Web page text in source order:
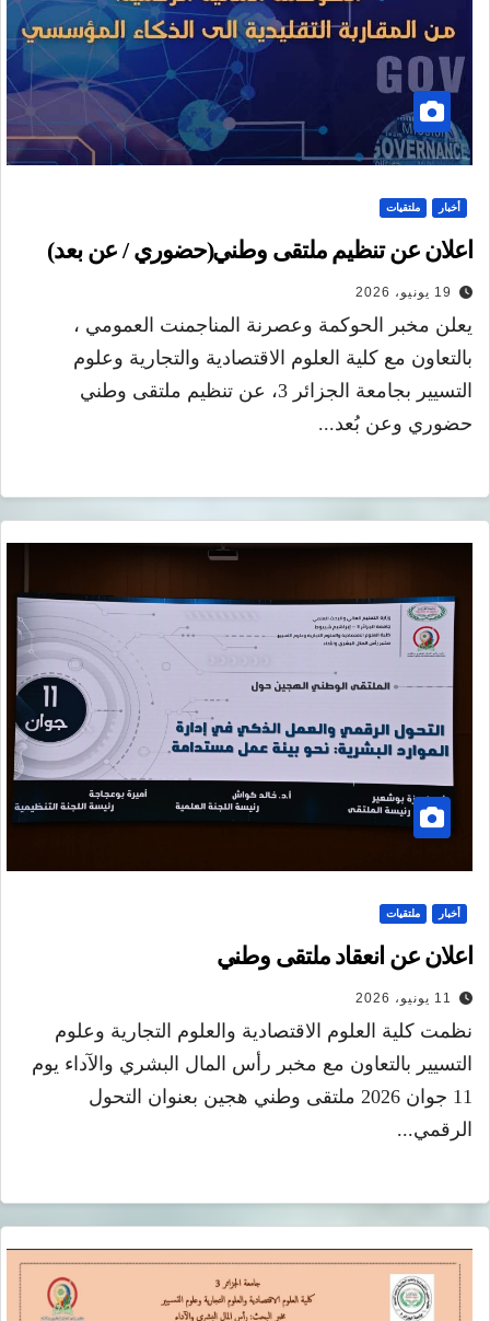
أخبار ملتقيات
اعلان عن تنظيم ملتقى وطني(حضوري / عن بعد)
19 يونيو، 2026
يعلن مخبر الحوكمة وعصرنة المناجمنت العمومي ،
بالتعاون مع كلية العلوم الاقتصادية والتجارية وعلوم
التسيير بجامعة الجزائر 3، عن تنظيم ملتقى وطني
حضوري وعن بُعد...
أخبار ملتقيات
اعلان عن انعقاد ملتقى وطني
11 يونيو، 2026
نظمت كلية العلوم الاقتصادية والعلوم التجارية وعلوم
التسيير بالتعاون مع مخبر رأس المال البشري والآداء يوم
11 جوان 2026 ملتقى وطني هجين بعنوان التحول
الرقمي...